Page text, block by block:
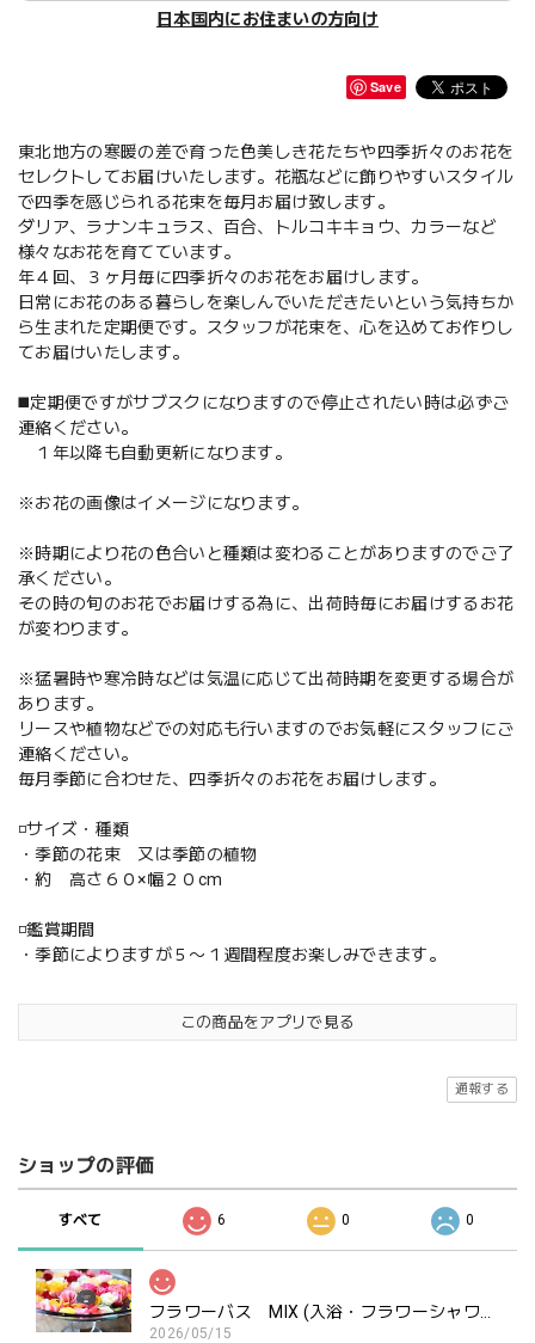
日本国内にお住まいの方向け
Save
東北地方の寒暖の差で育った色美しき花たちや四季折々のお花を
セレクトしてお届けいたします。花瓶などに飾りやすいスタイル
で四季を感じられる花束を毎月お届け致します。
ダリア、ラナンキュラス、百合、トルコキキョウ、カラーなど
様々なお花を育てています。
年４回、３ヶ月毎に四季折々のお花をお届けします。
日常にお花のある暮らしを楽しんでいただきたいという気持ちか
ら生まれた定期便です。スタッフが花束を、心を込めてお作りし
てお届けいたします。
◼️定期便ですがサブスクになりますので停止されたい時は必ずご
連絡ください。
１年以降も自動更新になります。
※お花の画像はイメージになります。
※時期により花の色合いと種類は変わることがありますのでご了
承ください。
その時の旬のお花でお届けする為に、出荷時毎にお届けするお花
が変わります。
※猛暑時や寒冷時などは気温に応じて出荷時期を変更する場合が
あります。
リースや植物などでの対応も行いますのでお気軽にスタッフにご
連絡ください。
毎月季節に合わせた、四季折々のお花をお届けします。
◽️サイズ・種類
・季節の花束 又は季節の植物
・約 高さ６０×幅２０cm
◽️鑑賞期間
・季節によりますが５〜１週間程度お楽しみできます。
この商品をアプリで見る
通報する
ショップの評価
すべて 6 0 0
2026/05/15